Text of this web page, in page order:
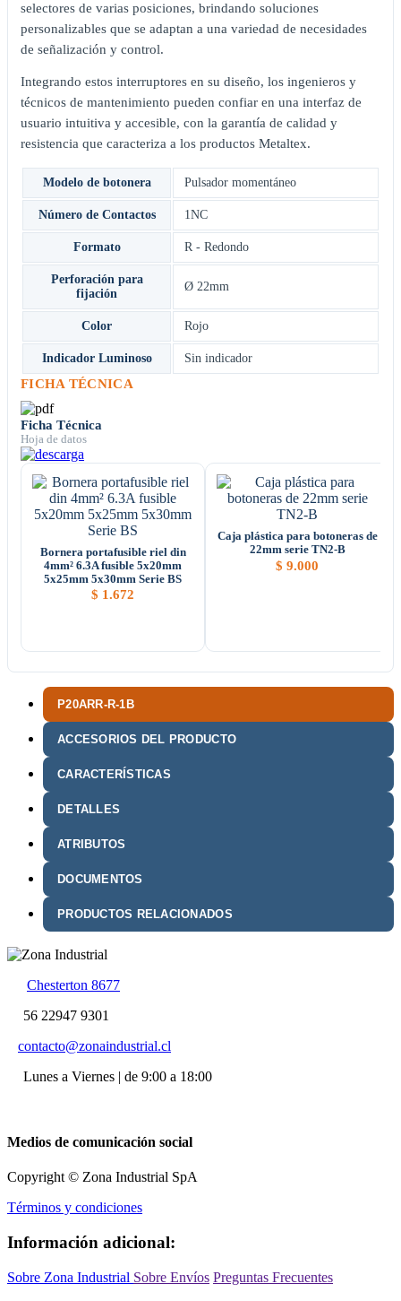
P20ARR-R-1B
ACCESORIOS DEL PRODUCTO
CARACTERÍSTICAS
DETALLES
ATRIBUTOS
DOCUMENTOS
PRODUCTOS RELACIONADOS
selectores de varias posiciones, brindando soluciones
personalizables que se adaptan a una variedad de necesidades
de señalización y control.
Integrando estos interruptores en su diseño, los ingenieros y
técnicos de mantenimiento pueden confiar en una interfaz de
usuario intuitiva y accesible, con la garantía de calidad y
resistencia que caracteriza a los productos Metaltex.
Modelo de botonera Pulsador momentáneo
Número de Contactos 1NC
Formato R - Redondo
Perforación para
fijación
Ø 22mm
Color Rojo
Indicador Luminoso Sin indicador
FICHA TÉCNICA
Ficha Técnica
Hoja de datos
Bornera portafusible riel din
4mm² 6.3A fusible 5x20mm
5x25mm 5x30mm Serie BS
$ 1.672
Caja plástica para botoneras de
22mm serie TN2-B
$ 9.000
Chesterton 8677
56 22947 9301
contacto@zonaindustrial.cl
Lunes a Viernes | de 9:00 a 18:00
Medios de comunicación social
Copyright © Zona Industrial SpA
Términos y condiciones
Información adicional:
Sobre Zona Industrial Sobre Envíos Preguntas Frecuentes